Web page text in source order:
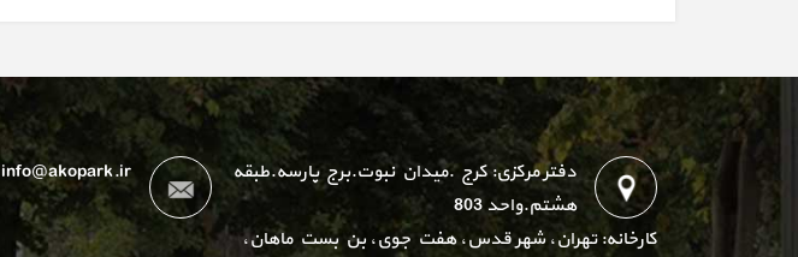
دفتر مرکزی: کرج .میدان نبوت.برج پارسه.طبقه
هشتم.واحد 803
کارخانه: تهران، شهر قدس، هفت جوی، بن بست ماهان،
info@akopark.ir